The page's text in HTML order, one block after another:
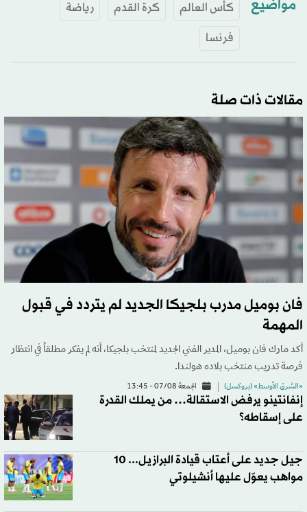
مواضيع كأس العالم كرة القدم
رياضة
فرنسا
مقالات ذات صلة
فان بوميل مدرب بلجيكا الجديد لم يتردد في قبول
المهمة
أكد مارك فان بوميل، المدير الفني الجديد لمنتخب بلجيكا، أنه لم يفكر مطلقاً في انتظار
فرصة تدريب منتخب بلاده هولندا.
«الشرق الأوسط» (بروكسل) الجمعة 07/08 - 13:45
إنفانتينو يرفض الاستقالة… من يملك القدرة
على إسقاطه؟
جيل جديد على أعتاب قيادة البرازيل... 10
مواهب يعوّل عليها أنشيلوتي